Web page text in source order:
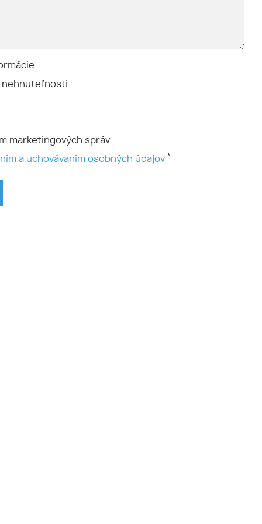
nehnuteľnosti.
marketingových správ
a uchovávaním osobných údajov *